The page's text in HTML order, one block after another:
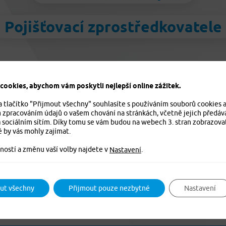
Pojišťovací zprostředkovatele
u cestovního pojištění,
a pojištění vozidel Jízda kontaktujte
abychom vám poskytli nejlepší online zážitek.
tlačítko "Přijmout všechny" souhlasíte s používáním souborů cookies a
údajů o vašem chování na stránkách, včetně jejich
sociálním sítím. Díky tomu se vám budou na webech 3. stran
by vás mohly zajímat.
a změnu vaší volby najdete v Nastavení
všechny Přijmout pouze nezbytné Nastavení